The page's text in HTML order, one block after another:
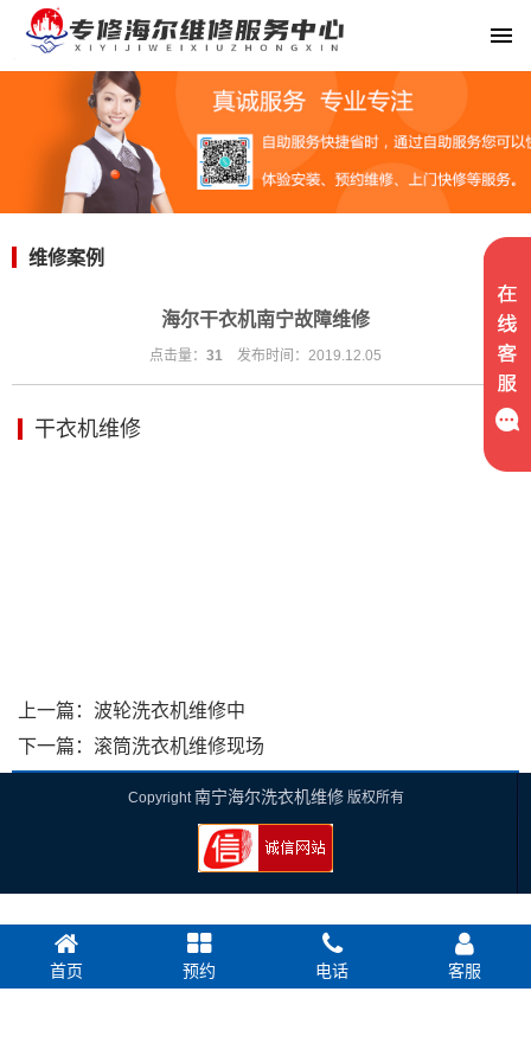
维修案例
海尔干衣机南宁故障维修
点击量： 31 发布时间：2019.12.05
干衣机维修
上一篇： 波轮洗衣机维修中
下一篇： 滚筒洗衣机维修现场
Copyright南宁海尔洗衣机维修版权所有
首页 预约 电话 客服